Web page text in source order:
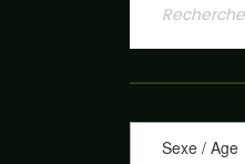
Sexe / Age